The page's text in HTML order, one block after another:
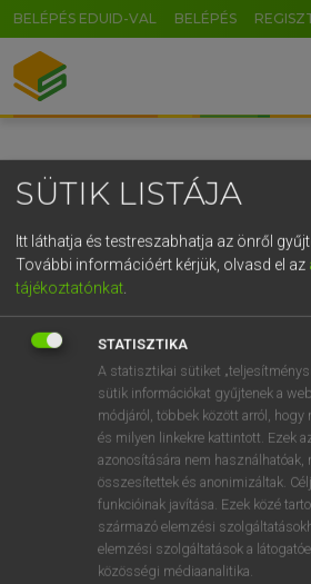
BELÉPÉS EDUID-VAL BELÉPÉS
SÜTIK LISTÁJA
Itt láthatja és testreszabhatja az önről
További információért kérjük, olvasd el az
tájékoztatónkat
STATISZTIKA
A statisztikai sütiket
sütik információkat gyűjtenek a
módjáról, többek között arról, hogy
és milyen linkekre kattintott. Ezek
azonosítására nem használhatóak,
összesítettek és anonimizáltak.
funkcióinak javítása. Ezek közé
származó elemzési
elemzési szolgáltatások a
közösségi médiaanalitika.
GR
5
g h k l
v b n m , .